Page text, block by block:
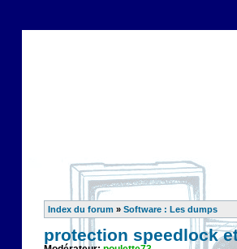
Index du forum » Software : Les dumps
protection speedlock